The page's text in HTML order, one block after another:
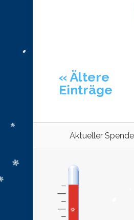
« Ältere
Einträge
Aktueller